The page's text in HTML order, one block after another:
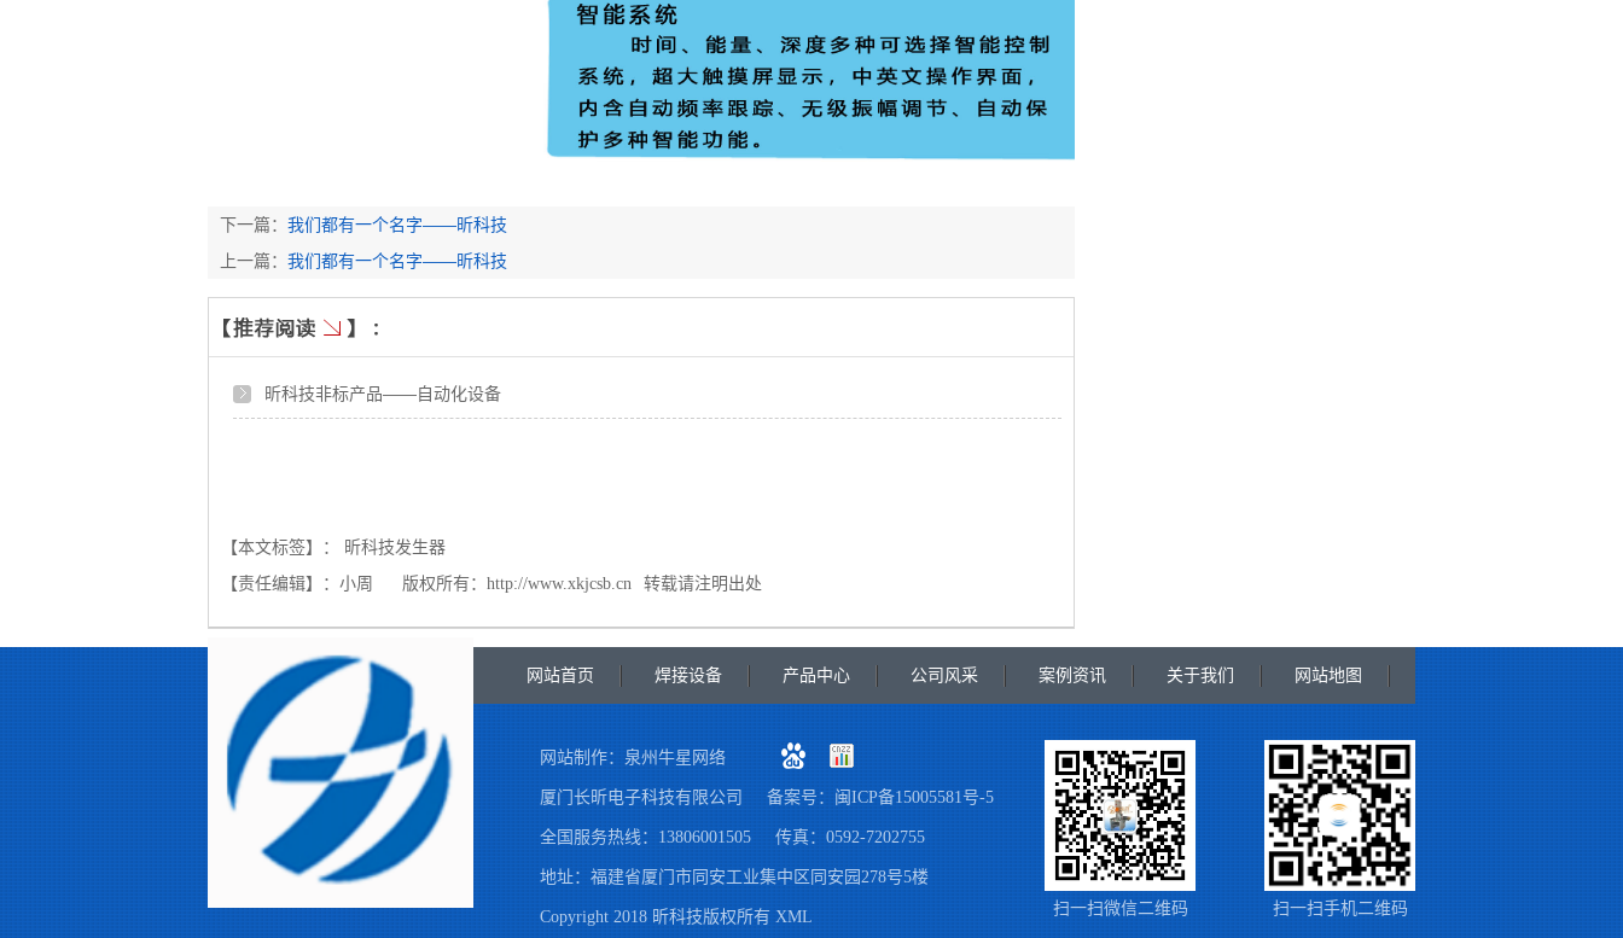
下一篇： 我们都有一个名字——昕科技
上一篇： 我们都有一个名字——昕科技
昕科技非标产品——自动化设备
【本文标签】：
昕科技发生器
【责任编辑】： 小周 版权所有： http://www.xkjcsb.cn 转载请注明出处
网站首页 焊接设备 产品中心 公司风采 案例资讯 关于我们 网站地图
网站制作： 泉州牛星网络
厦门长昕电子科技有限公司 备案号： 闽ICP备15005581号-5
全国服务热线：13806001505 传真：0592-7202755
地址：福建省厦门市同安工业集中区同安园278号5楼
Copyright 2018 昕科技版权所有 XML 扫一扫微信二维码 扫一扫手机二维码